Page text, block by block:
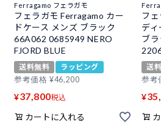
Ferragamo フェラガモ
フェラガモ Ferragamo カー
ドケース メンズ ブラック
66A062 0685949 NERO
FJORD BLUE
送料無料
ラッピング
参考価格 ¥46,200
¥37,800税込
カートに入れる
フ
デ
ブ
送
参考
¥